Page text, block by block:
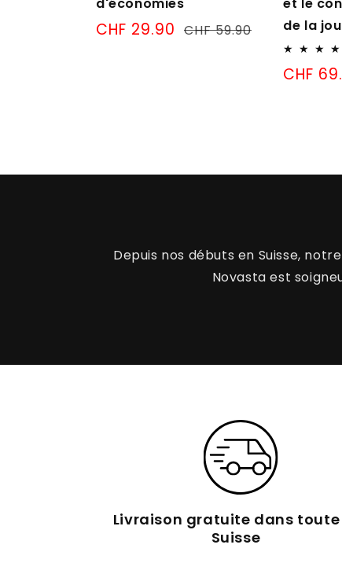
Prix
CHF 29.90 Prix
CHF 59.90
de la
CHF
Depuis nos débuts en Suisse,
Novasta est
Livraison gratuite dans toute
Suisse